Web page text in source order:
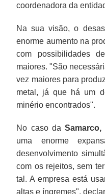
coordenadora da
Na sua visão, o
enorme aumento na
com possibilidades
maiores. "São
vez maiores para
metal, já que há um
minério encontrados".
No caso daSamarco,
uma enorme
desenvolvimento
com os rejeitos, sem
tal. A empresa está
altas e íngremes",